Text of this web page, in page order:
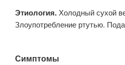
Этиология. Холодный сухой
Злоупотребление ртутью.
Симптомы